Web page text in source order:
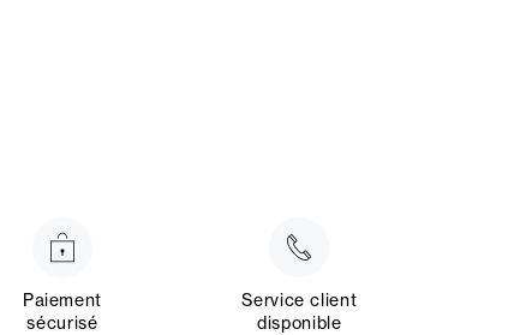
Paiement
sécurisé
Service client
disponible